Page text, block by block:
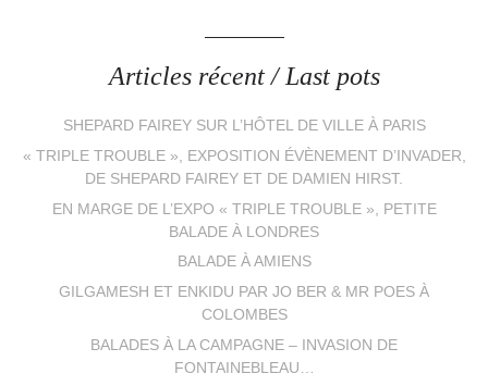
Articles récent / Last pots
SHEPARD FAIREY SUR L’HÔTEL DE VILLE À PARIS
« TRIPLE TROUBLE », EXPOSITION ÉVÈNEMENT D’INVADER,
DE SHEPARD FAIREY ET DE DAMIEN HIRST.
EN MARGE DE L’EXPO « TRIPLE TROUBLE », PETITE
BALADE À LONDRES
BALADE À AMIENS
GILGAMESH ET ENKIDU PAR JO BER & MR POES À
COLOMBES
BALADES À LA CAMPAGNE – INVASION DE
FONTAINEBLEAU…